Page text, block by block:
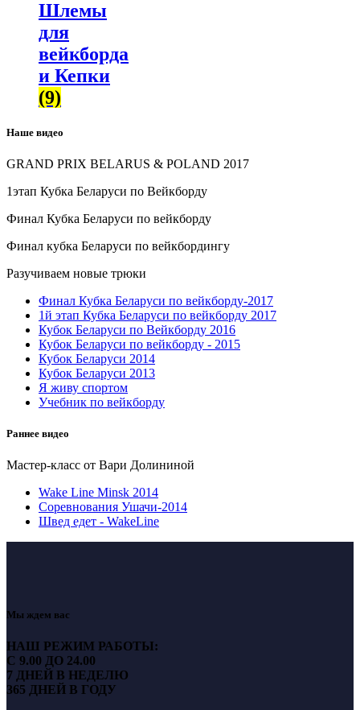
Шлемы
для
вейкборда
и Кепки
(9)
Наше видео
GRAND PRIX BELARUS & POLAND 2017
1этап Кубка Беларуси по Вейкборду
Финал Кубка Беларуси по вейкборду
Финал кубка Беларуси по вейкбордингу
Разучиваем новые трюки
Финал Кубка Беларуси по вейкборду-2017
1й этап Кубка Беларуси по вейкборду 2017
Кубок Беларуси по Вейкборду 2016
Кубок Беларуси по вейкборду - 2015
Кубок Беларуси 2014
Кубок Беларуси 2013
Я живу спортом
Учебник по вейкборду
Раннее видео
Мастер-класс от Вари Долининой
Wake Line Minsk 2014
Соревнования Ушачи-2014
Швед едет - WakeLine
Мы ждем вас
НАШ РЕЖИМ РАБОТЫ:
С 9.00 ДО 24.00
7 ДНЕЙ В НЕДЕЛЮ
365 ДНЕЙ В ГОДУ